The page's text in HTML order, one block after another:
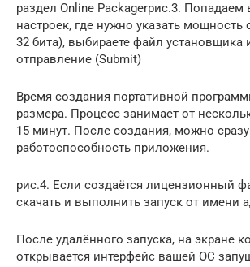
раздел Online Packagerрис.3.
настроек, где нужно указать мощность
32 бита), выбираете файл установщика
отправление (Submit)
Время создания портативной
размера. Процесс занимает от
15 минут. После создания, можно
работоспособность приложения.
рис.4. Если создаётся лицензионный
скачать и выполнить запуск от имени
После удалённого запуска, на экране
открывается интерфейс вашей ОС